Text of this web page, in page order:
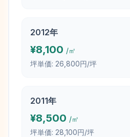
2012年
¥8,100 /㎡
坪単価: 26,800円/坪
2011年
¥8,500 /㎡
坪単価: 28,100円/坪